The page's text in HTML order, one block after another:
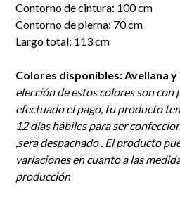
Contorno de cintura: 100 cm
Contorno de pierna: 70 cm
Largo total: 113 cm
Colores disponibles: Avellana
elección de estos colores son con
efectuado el pago, tu producto
12 días hábiles para ser
,sera despachado . El producto
variaciones en cuanto a las
producción